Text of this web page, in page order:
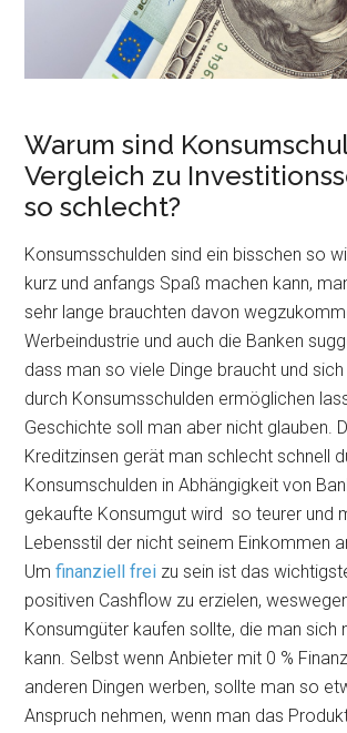
Warum sind
Vergleich zu
so schlecht?
Konsumsschulden sind ein bisschen so
kurz und anfangs Spaß machen kann,
sehr lange brauchten davon
Werbeindustrie und auch die Banken
dass man so viele Dinge braucht und
durch Konsumsschulden ermöglichen
Geschichte soll man aber nicht glauben.
Kreditzinsen gerät man schlecht schnell
Konsumschulden in Abhängigkeit von
gekaufte Konsumgut wird so teurer und
Lebensstil der nicht seinem Einkommen
Umfinanziell frei zu sein ist das
positiven Cashflow zu erzielen,
Konsumgüter kaufen sollte, die man sich
kann. Selbst wenn Anbieter mit 0 %
anderen Dingen werben, sollte man so
Anspruch nehmen, wenn man das